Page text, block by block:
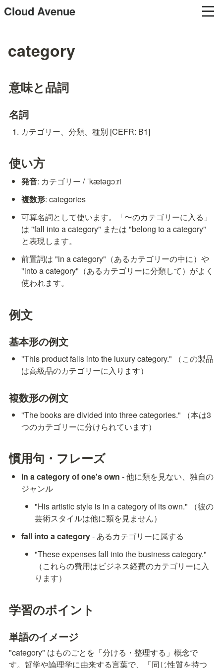
Cloud Avenue
category
意味と品詞
名詞
カテゴリー、分類、種別 [CEFR: B1]
使い方
発音: カテゴリー / ˈkætəɡɔːri
複数形: categories
可算名詞として使います。「〜のカテゴリーに入る」
は "fall into a category" または "belong to a category"
と表現します。
前置詞は "in a category"（あるカテゴリーの中に）や
"into a category"（あるカテゴリーに分類して）がよく
使われます。
例文
基本形の例文
"This product falls into the luxury category." （この製品
は高級品のカテゴリーに入ります）
複数形の例文
"The books are divided into three categories." （本は3
つのカテゴリーに分けられています）
慣用句・フレーズ
in a category of one's own - 他に類を見ない、独自の
ジャンル
"His artistic style is in a category of its own." （彼の
芸術スタイルは他に類を見ません）
fall into a category - あるカテゴリーに属する
"These expenses fall into the business category."
（これらの費用はビジネス経費のカテゴリーに入
ります）
学習のポイント
単語のイメージ
"category" はものごとを「分ける・整理する」概念で
す。哲学や論理学に由来する言葉で、「同じ性質を持つ